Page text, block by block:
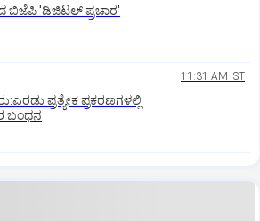
ಬಿಜೆಪಿ 'ಡಿಜಿಟಲ್‌ ಪ್ರಚಾರ'
11:31 AM IST
ಪ್ರತ್ಯೇಕ ಪ್ರಕರಣಗಳಲ್ಲಿ
ಬಂಧನ